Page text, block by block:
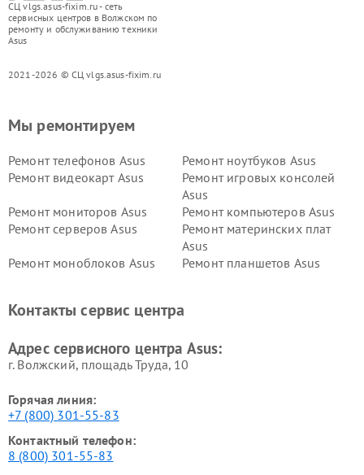
СЦ vlgs.asus-fixim.ru - сеть
сервисных центров в Волжском по
ремонту и обслуживанию техники
Asus
2021-2026 © СЦ vlgs.asus-fixim.ru
Мы ремонтируем
Ремонт телефонов Asus
Ремонт ноутбуков Asus
Ремонт видеокарт Asus
Ремонт игровых консолей
Asus
Ремонт мониторов Asus
Ремонт компьютеров Asus
Ремонт серверов Asus
Ремонт материнских плат
Asus
Ремонт моноблоков Asus
Ремонт планшетов Asus
Контакты сервис центра
Адрес сервисного центра Asus:
г. Волжский, площадь Труда, 10
Горячая линия:
+7 (800) 301-55-83
Контактный телефон:
8 (800) 301-55-83